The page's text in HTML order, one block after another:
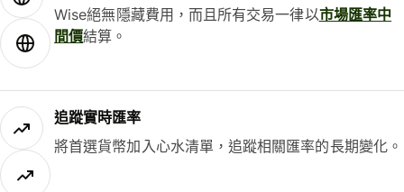
Wise絕無隱藏費用，而且所有交易一律以市場匯率中
間價結算。
追蹤實時匯率
將首選貨幣加入心水清單，追蹤相關匯率的長期變化。